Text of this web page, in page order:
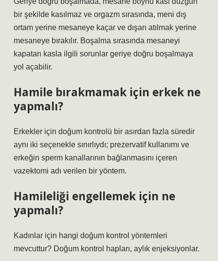
bir şekilde kasılmaz ve orgazm sırasında, meni dış
ortam yerine mesaneye kaçar ve dışarı atılmak yerine
mesaneye bırakılır. Boşalma sırasında mesaneyi
kapatan kasla ilgili sorunlar geriye doğru boşalmaya
yol açabilir.
Hamile bırakmamak için erkek ne
yapmalı?
Erkekler için doğum kontrolü bir asırdan fazla süredir
aynı iki seçenekle sınırlıydı; prezervatif kullanımı ve
erkeğin sperm kanallarının bağlanmasını içeren
vazektomi adı verilen bir yöntem.
Hamileliği engellemek için ne
yapmalı?
Kadınlar için hangi doğum kontrol yöntemleri
mevcuttur? Doğum kontrol hapları, aylık enjeksiyonlar.